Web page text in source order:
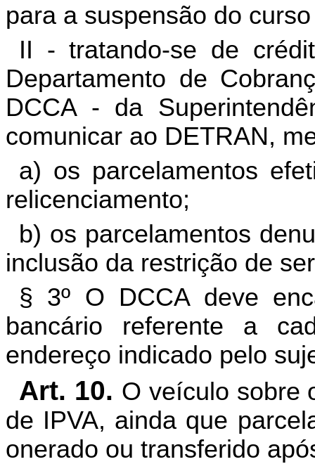
para a suspensão do
II - tratando-se de
Departamento de
DCCA - da
comunicar ao DETRAN,
a) os parcelamentos
relicenciamento;
b) os parcelamentos
inclusão da restrição de
§ 3º O DCCA deve
bancário referente a
endereço indicado pelo
Art. 10. O veículo sobre
de IPVA, ainda que
onerado ou transferido